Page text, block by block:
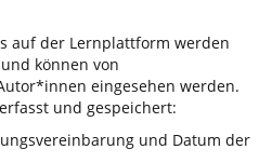
auf der Lernplattform werden
können von
eingesehen werden.
und gespeichert:
und Datum der